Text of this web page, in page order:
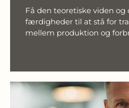
Få den teoretiske viden og
færdigheder til at stå for
mellem produktion og